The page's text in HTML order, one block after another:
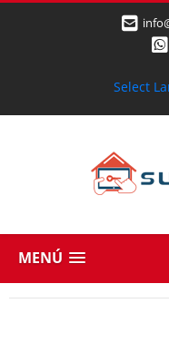
Select
MENÚ